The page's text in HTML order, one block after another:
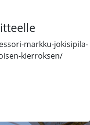
markku-jokisipila-
kierroksen/